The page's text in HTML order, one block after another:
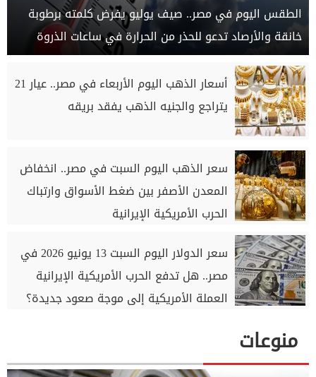
الطقس اليوم في مصر.. صيف يوليو يفرض كلمته برطوبة
خانقة والأرصاد تدعو للحذر من الحرارة في ساعات الذروة
أسعار الذهب اليوم الأربعاء في مصر.. عيار 21
يتراجع والجنيه الذهب يفقد بريقه
سعر الذهب اليوم السبت في مصر.. انخفاض
المعدن الأصفر بين ضغط الأسواق وارتباك
الحرب الأمريكية الإيرانية
سعر الدولار اليوم السبت 13 يونيو 2026 في
مصر.. هل تدفع الحرب الأمريكية الإيرانية
العملة الأمريكية إلى موجة صعود جديدة؟
منوعات